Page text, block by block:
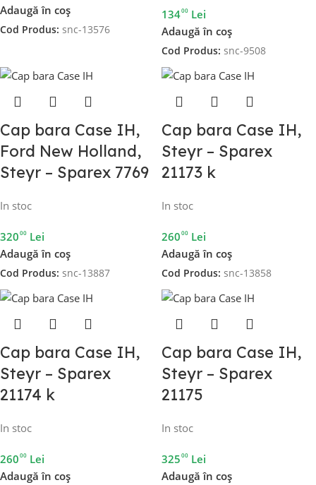
Adaugă în coș
Cod Produs: snc-13576
13400 Lei
Adaugă în coș
Cod Produs: snc-9508
Cap bara Case IH,
Ford New Holland,
Steyr – Sparex 7769
In stoc
32000 Lei
Adaugă în coș
Cod Produs: snc-13887
Cap bara Case IH,
Steyr – Sparex
21173 k
In stoc
26000 Lei
Adaugă în coș
Cod Produs: snc-13858
Cap bara Case IH,
Steyr – Sparex
21174 k
In stoc
26000 Lei
Adaugă în coș
Cap bara Case IH,
Steyr – Sparex
21175
In stoc
32500 Lei
Adaugă în coș